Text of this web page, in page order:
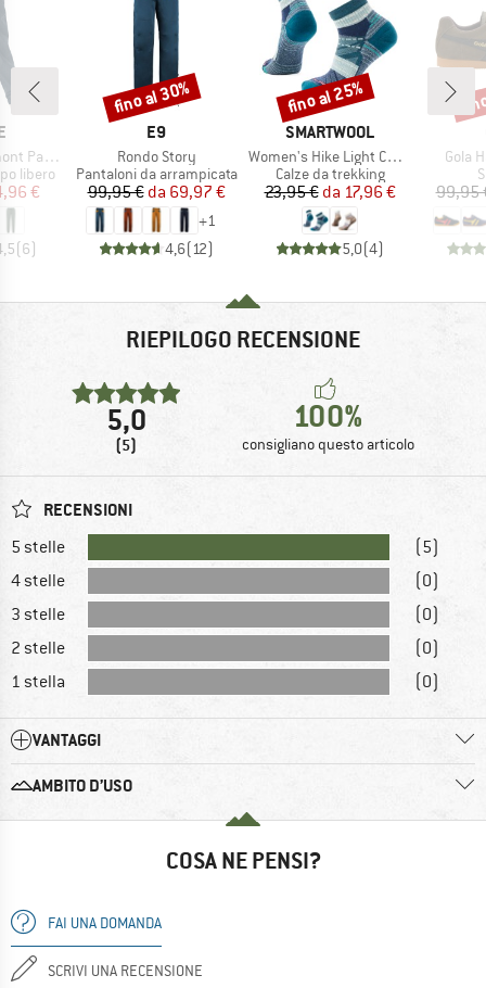
Pants
libero
ridotto
€
(6)
MARCHIO
E9
Articolo
Rondo Story
Gruppo di prodotti
Pantaloni da arrampicata
Prezzo
99,95 € Prezzo ridotto
da 69,97 €
+1
4,6(12)
Sconto
fino al 30%
MARCHIO
SMARTWOOL
Articolo
Women's Hike Light Cushion Margarita Ankle
Gruppo di prodotti
Calze da trekking
Prezzo
23,95 € Prezzo ridotto
da 17,96 €
5,0(4)
Sconto
fino al 25%
Gola
99,95
RIEPILOGO RECENSIONE
5,0
(5)
100%
consigliano questo articolo
RECENSIONI
5 stelle
(5)
4 stelle
(0)
3 stelle
(0)
2 stelle
(0)
1 stella
(0)
VANTAGGI
AMBITO D’USO
COSA NE PENSI?
FAI UNA DOMANDA
SCRIVI UNA RECENSIONE